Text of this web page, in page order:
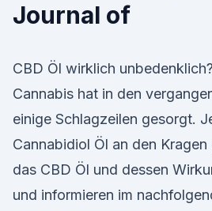
Journal of
CBD Öl wirklich
Cannabis hat in den
einige Schlagzeilen gesorgt.
Cannabidiol Öl an den
das CBD Öl und dessen
und informieren im